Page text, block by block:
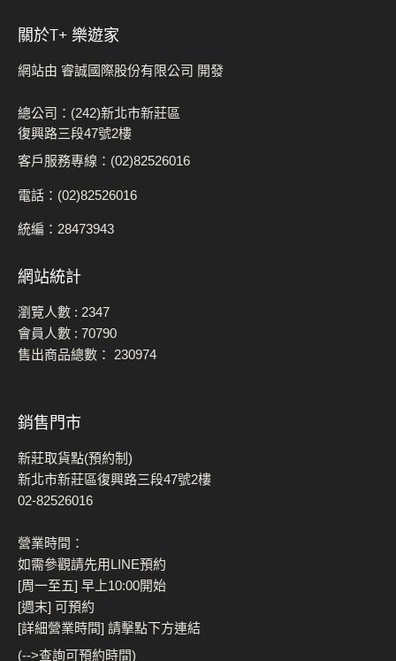
關於t+ 樂遊家
網站由 睿誠國際股份有限公司 開發
總公司：(242)新北市新莊區
復興路三段47號2樓
客戶服務專線：(02)82526016
電話：(02)82526016
統編：28473943
網站統計
瀏覽人數 : 2347
會員人數 : 70790
售出商品總數： 230974
銷售門市
新莊取貨點(預約制)
新北市新莊區復興路三段47號2樓
02-82526016
營業時間：
如需參觀請先用LINE預約
[周一至五] 早上10:00開始
[週末] 可預約
[詳細營業時間] 請擊點下方連結
(-->查詢可預約時間)